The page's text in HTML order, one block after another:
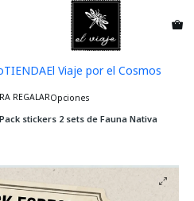
TIENDAEl Viaje por el Cosmos
REGALAROpciones
Pack stickers 2 sets de Fauna Nativa